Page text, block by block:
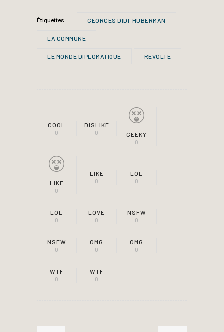
Étiquettes : GEORGES DIDI-HUBERMAN
LA COMMUNE
LE MONDE DIPLOMATIQUE RÉVOLTE
COOL
0
DISLIKE
0
GEEKY
0
LIKE
0
LIKE
0
LOL
0
LOL
0
LOVE
0
NSFW
0
NSFW
0
OMG
0
OMG
0
WTF
0
WTF
0